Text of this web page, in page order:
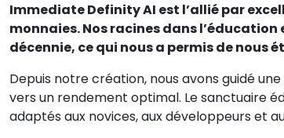
Immediate Definity AI est l’allié par
monnaies. Nos racines dans
décennie, ce qui nous a permis de
Depuis notre création, nous avons guidé
vers un rendement optimal. Le sanctuaire
adaptés aux novices, aux développeurs et